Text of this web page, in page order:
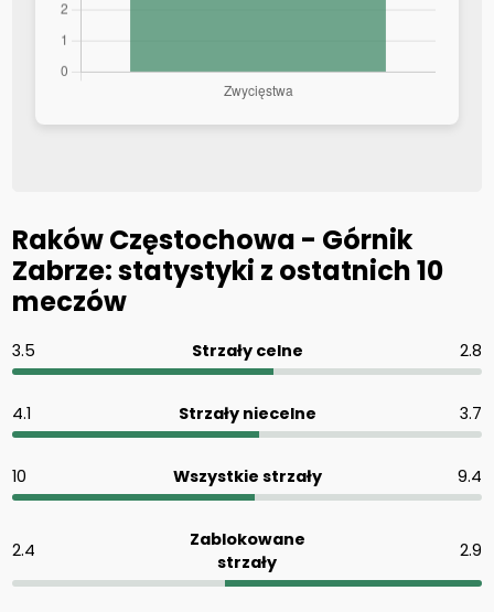
Raków Częstochowa - Górnik
Zabrze: statystyki z ostatnich 10
meczów
3.5 Strzały celne 2.8
4.1 Strzały niecelne 3.7
10 Wszystkie strzały 9.4
2.4
Zablokowane
strzały
2.9